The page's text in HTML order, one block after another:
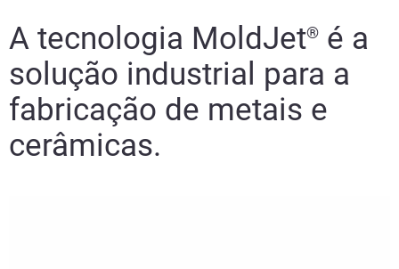
A tecnologia MoldJet® é a
solução industrial para a
fabricação de metais e
cerâmicas.